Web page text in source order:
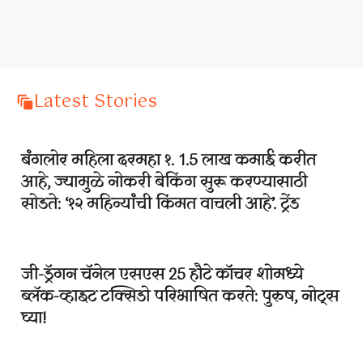
Latest Stories
बंगलोर महिला दरमहा १. 1.5 लाख कमाई करीत
आहे, ज्यामुळे नोकरी बेकिंग सुरू करण्यासाठी
सोडते: ‘१२ महिन्यांची किंमत वाचली आहे’. ट्रेंड
जी-ड्रॅगन चॅनेल एसएस 25 हौटे कॉचर शोमध्ये
ब्लॅक-व्हाइट टक्सिडो परिभाषित करते: पुरुष, नोट्स
घ्या!